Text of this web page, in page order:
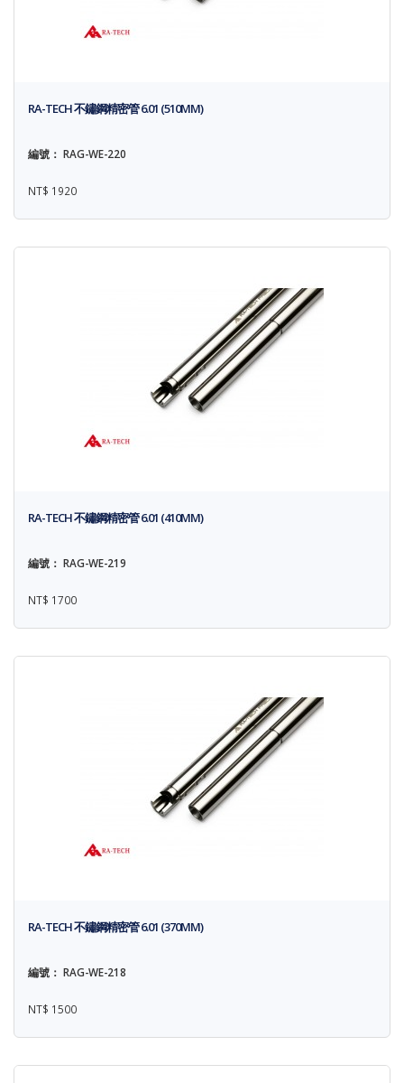
RA-TECH 不鏽鋼精密管 6.01 (510MM)
編號： RAG-WE-220
NT$ 1920
RA-TECH 不鏽鋼精密管 6.01 (410MM)
編號： RAG-WE-219
NT$ 1700
RA-TECH 不鏽鋼精密管 6.01 (370MM)
編號： RAG-WE-218
NT$ 1500